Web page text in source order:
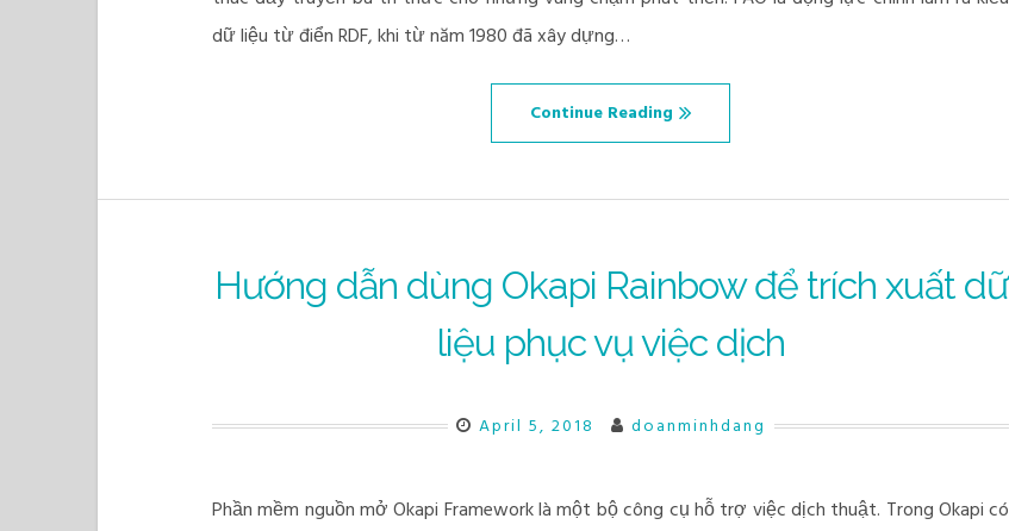
dữ liệu từ điển RDF, khi từ năm 1980 đã xây dựng…
Continue Reading
Hướng dẫn dùng Okapi Rainbow để trích xuất dữ
liệu phục vụ việc dịch
April 5, 2018 doanminhdang
Phần mềm nguồn mở Okapi Framework là một bộ công cụ hỗ trợ việc dịch thuật. Trong Okapi có